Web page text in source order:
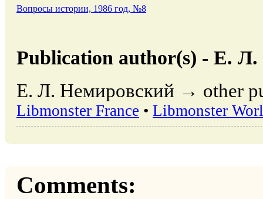
Вопросы истории, 1986 год, №8
Publication author(s) - Е.
Е. Л. Немировский → other
Libmonster France • Libmonster
Comments: